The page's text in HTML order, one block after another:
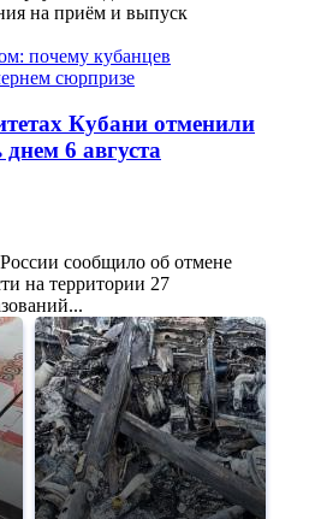
на приём и выпуск
Кубани отменили
6 августа
сообщило об отмене
на территории 27